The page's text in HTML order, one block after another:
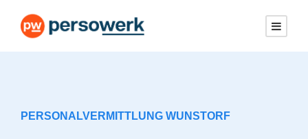
PERSONALVERMITTLUNG WUNSTORF